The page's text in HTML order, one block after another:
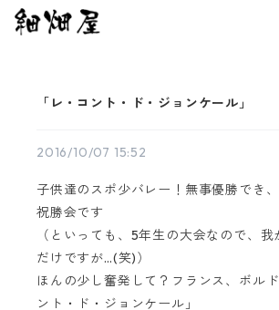
「レ・コント・ド・ジョンケール」
2016/10/07 15:52
子供達のスポ少バレー！無事優勝でき
祝勝会です
（といっても、5年生の大会なので、我
だけですが…(笑)）
ほんの少し奮発して？フランス、ボル
ント・ド・ジョンケール」